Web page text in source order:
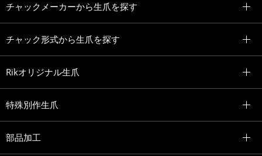
チャックメーカーから生爪を探す
チャック形式から生爪を探す
Rikオリジナル生爪
特殊別作生爪
部品加工